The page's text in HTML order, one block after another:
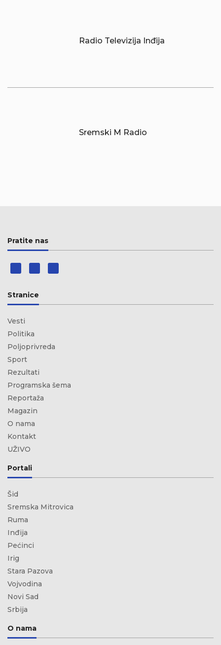
Radio Televizija Inđija
Sremski M Radio
Pratite nas
Stranice
Vesti
Politika
Poljoprivreda
Sport
Rezultati
Programska šema
Reportaža
Magazin
O nama
Kontakt
UŽIVO
Portali
Šid
Sremska Mitrovica
Ruma
Inđija
Pećinci
Irig
Stara Pazova
Vojvodina
Novi Sad
Srbija
O nama